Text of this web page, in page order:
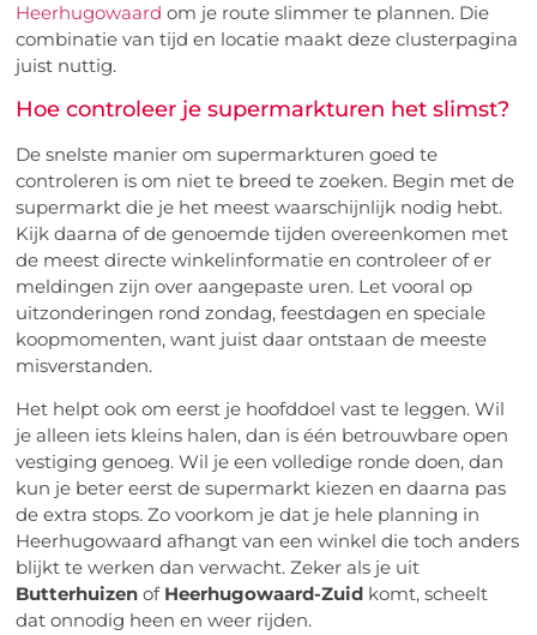
Heerhugowaard om je route slimmer te plannen. Die
combinatie van tijd en locatie maakt deze clusterpagina
juist nuttig.
Hoe controleer je supermarkturen het slimst?
De snelste manier om supermarkturen goed te
controleren is om niet te breed te zoeken. Begin met de
supermarkt die je het meest waarschijnlijk nodig hebt.
Kijk daarna of de genoemde tijden overeenkomen met
de meest directe winkelinformatie en controleer of er
meldingen zijn over aangepaste uren. Let vooral op
uitzonderingen rond zondag, feestdagen en speciale
koopmomenten, want juist daar ontstaan de meeste
misverstanden.
Het helpt ook om eerst je hoofddoel vast te leggen. Wil
je alleen iets kleins halen, dan is één betrouwbare open
vestiging genoeg. Wil je een volledige ronde doen, dan
kun je beter eerst de supermarkt kiezen en daarna pas
de extra stops. Zo voorkom je dat je hele planning in
Heerhugowaard afhangt van een winkel die toch anders
blijkt te werken dan verwacht. Zeker als je uit
Butterhuizen of Heerhugowaard-Zuid komt, scheelt
dat onnodig heen en weer rijden.